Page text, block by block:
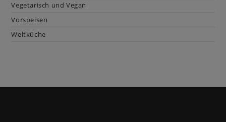
Vegetarisch und Vegan
Vorspeisen
Weltküche